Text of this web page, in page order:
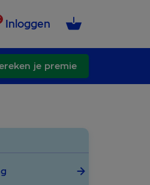
Inloggen
je premie